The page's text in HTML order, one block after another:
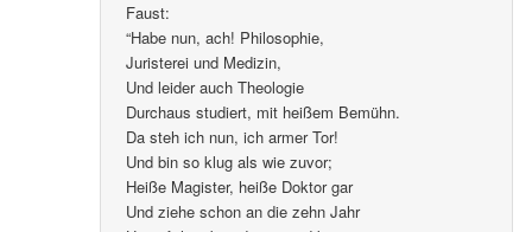
Faust:
“Habe nun, ach! Philosophie,
Juristerei und Medizin,
Und leider auch Theologie
Durchaus studiert, mit heißem Bemühn.
Da steh ich nun, ich armer Tor!
Und bin so klug als wie zuvor;
Heiße Magister, heiße Doktor gar
Und ziehe schon an die zehn Jahr